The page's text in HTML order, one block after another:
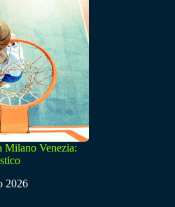
Milano Venezia:
2026